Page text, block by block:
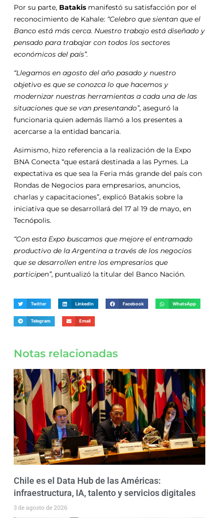
Por su parte, Batakis manifestó su satisfacción por el
reconocimiento de Kahale: “Celebro que sientan que el
Banco está más cerca. Nuestro trabajo está diseñado y
pensado para trabajar con todos los sectores
económicos del país”.
“Llegamos en agosto del año pasado y nuestro
objetivo es que se conozca lo que hacemos y
modernizar nuestras herramientas a cada una de las
situaciones que se van presentando”, aseguró la
funcionaria quien además llamó a los presentes a
acercarse a la entidad bancaria.
Asimismo, hizo referencia a la realización de la Expo
BNA Conecta “que estará destinada a las Pymes. La
expectativa es que sea la Feria más grande del país con
Rondas de Negocios para empresarios, anuncios,
charlas y capacitaciones”, explicó Batakis sobre la
iniciativa que se desarrollará del 17 al 19 de mayo, en
Tecnópolis.
“Con esta Expo buscamos que mejore el entramado
productivo de la Argentina a través de los negocios
que se desarrollen entre los empresarios que
participen”, puntualizó la titular del Banco Nación.
Twitter LinkedIn Facebook WhatsApp
Telegram Email
Notas relacionadas
Chile es el Data Hub de las Américas:
infraestructura, IA, talento y servicios digitales
3 de agosto de 2026